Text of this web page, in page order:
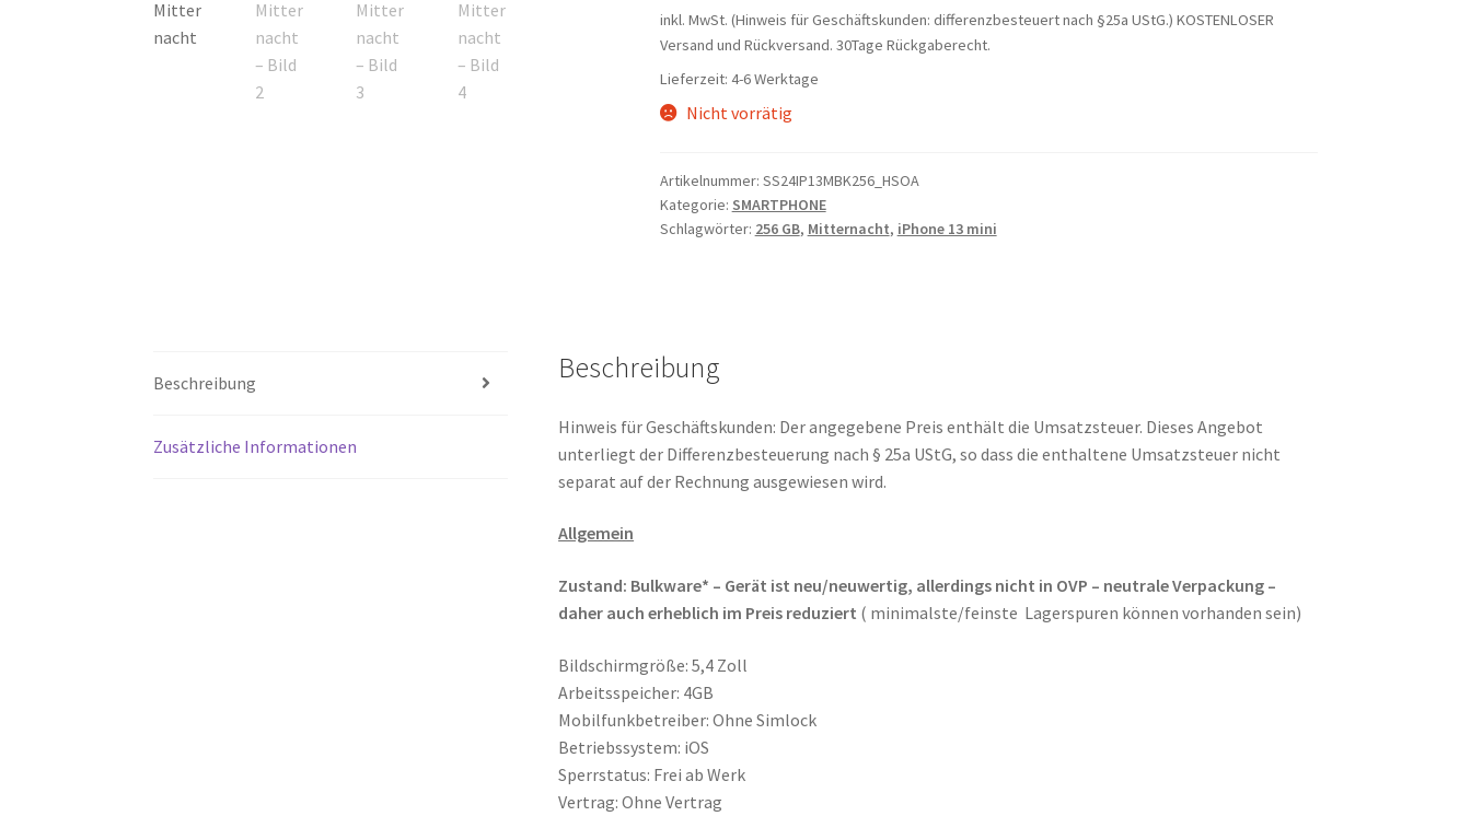
Preis
war:
869,00 €
Preis
ist:
inkl. MwSt. (Hinweis für Geschäftskunden: differenzbesteuert nach §25a UStG.) KOSTENLOSER
Versand und Rückversand. 30Tage Rückgaberecht.
Lieferzeit: 4-6 Werktage
Nicht vorrätig
Artikelnummer: SS24IP13MBK256_HSOA
Kategorie: SMARTPHONE
Schlagwörter: 256 GB, Mitternacht, iPhone 13 mini
Beschreibung
Zusätzliche Informationen
Beschreibung
Hinweis für Geschäftskunden: Der angegebene Preis enthält die Umsatzsteuer. Dieses Angebot
unterliegt der Differenzbesteuerung nach § 25a UStG, so dass die enthaltene Umsatzsteuer nicht
separat auf der Rechnung ausgewiesen wird.
Allgemein
Zustand: Bulkware* – Gerät ist neu/neuwertig, allerdings nicht in OVP – neutrale Verpackung –
daher auch erheblich im Preis reduziert ( minimalste/feinste Lagerspuren können vorhanden sein)
Bildschirmgröße: 5,4 Zoll
Arbeitsspeicher: 4GB
Mobilfunkbetreiber: Ohne Simlock
Betriebssystem: iOS
Sperrstatus: Frei ab Werk
Vertrag: Ohne Vertrag